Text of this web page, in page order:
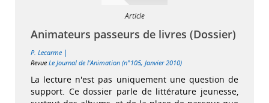
Article
Animateurs passeurs de livres (Dossier)
P. Lecarme |
Revue Le Journal de l'Animation (n°105, Janvier 2010)
La lecture n'est pas uniquement une question de
support. Ce dossier parle de littérature jeunesse,